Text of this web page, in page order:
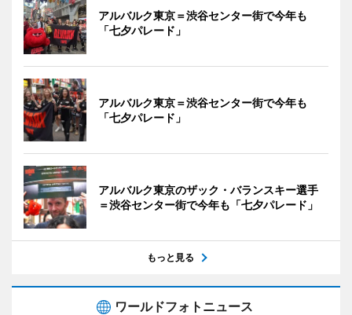
アルバルク東京＝渋谷センター街で今年も
「七夕パレード」
アルバルク東京＝渋谷センター街で今年も
「七夕パレード」
アルバルク東京のザック・バランスキー選手
＝渋谷センター街で今年も「七夕パレード」
もっと見る
ワールドフォトニュース